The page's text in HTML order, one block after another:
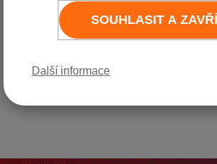
čepicí (čepici
zvlášť).
SOUHLASIT A
Další informace